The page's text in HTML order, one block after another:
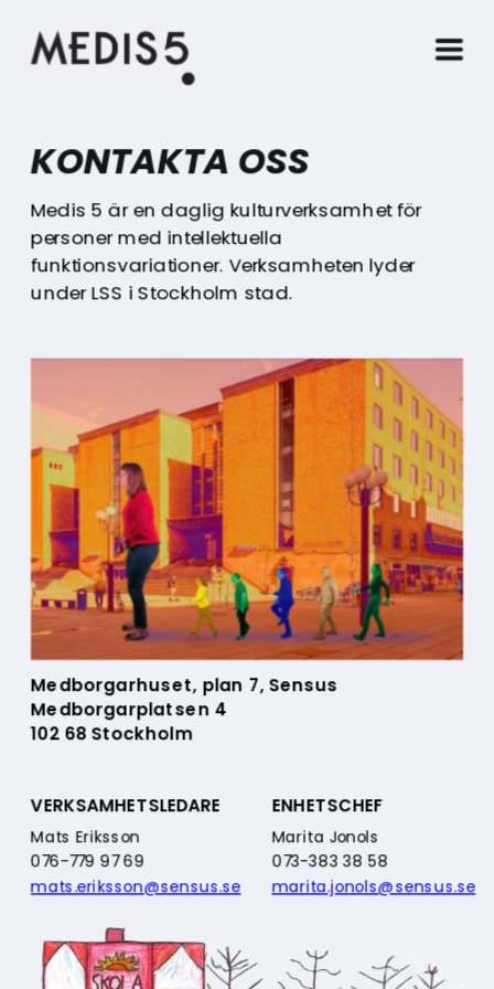
KONTAKTA OSS
Medis 5 är en daglig kulturverksamhet för
personer med intellektuella
funktionsvariationer. Verksamheten lyder
under LSS i Stockholm stad.
Medborgarhuset, plan 7, Sensus
Medborgarplatsen 4
102 68 Stockholm
VERKSAMHETSLEDARE ENHETSCHEF
Mats Eriksson
076-779 97 69
mats.eriksson@sensus.se
Marita Jonols
073-383 38 58
marita.jonols@sensus.se